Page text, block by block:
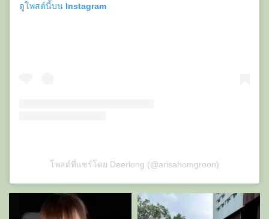
ดูโพสต์นี้บน Instagram
โพสต์ที่แชร์โดย Deerlong (@arisahomgroon)